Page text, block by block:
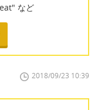
など
2018/09/23 10:39